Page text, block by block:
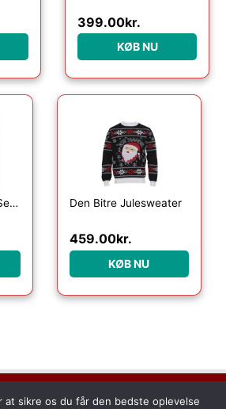
399.00kr.
KØB NU
Årets julesweater: Sexy And I Glow It Grøn – dame / kvinder. Ugly Christmas Sweater lavet i Danmark Den Bitre Julesweater
459.00kr.
KØB NU
af Tropic Traffic LLC-FZ | The Meydan
at sikre os du får den bedste oplevelse